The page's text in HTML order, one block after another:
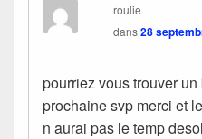
roulie
dans28
pourriez vous trouver
prochaine svp merci et
n aurai pas le temp